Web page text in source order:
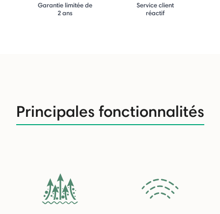
Garantie limitée de
2 ans
Service client
réactif
Principales fonctionnalités